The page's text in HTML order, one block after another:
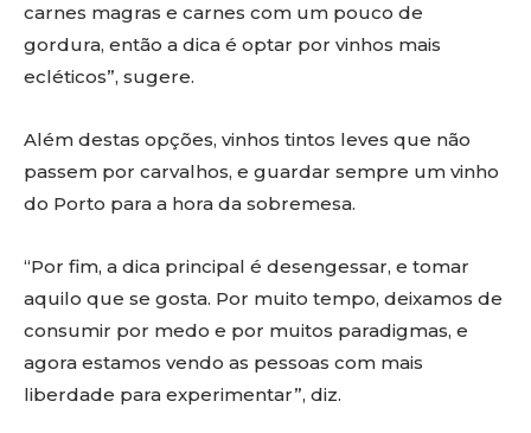
carnes magras e carnes com um pouco de
gordura, então a dica é optar por vinhos mais
ecléticos”, sugere.
Além destas opções, vinhos tintos leves que não
passem por carvalhos, e guardar sempre um vinho
do Porto para a hora da sobremesa.
“Por fim, a dica principal é desengessar, e tomar
aquilo que se gosta. Por muito tempo, deixamos de
consumir por medo e por muitos paradigmas, e
agora estamos vendo as pessoas com mais
liberdade para experimentar”, diz.